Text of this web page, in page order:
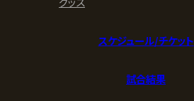
スケジュール/チケット
試合結果